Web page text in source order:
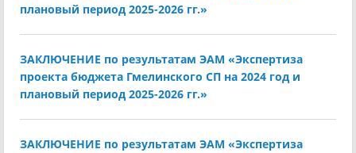
плановый период 2025-2026 гг.»
ЗАКЛЮЧЕНИЕ по результатам ЭАМ «Экспертиза
проекта бюджета Гмелинского СП на 2024 год и
плановый период 2025-2026 гг.»
ЗАКЛЮЧЕНИЕ по результатам ЭАМ «Экспертиза